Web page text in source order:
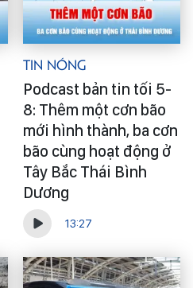
Tin Nóng
Podcast bản tin tối 5-
8: Thêm một cơn bão
mới hình thành, ba cơn
bão cùng hoạt động ở
Tây Bắc Thái Bình
Dương
13:27